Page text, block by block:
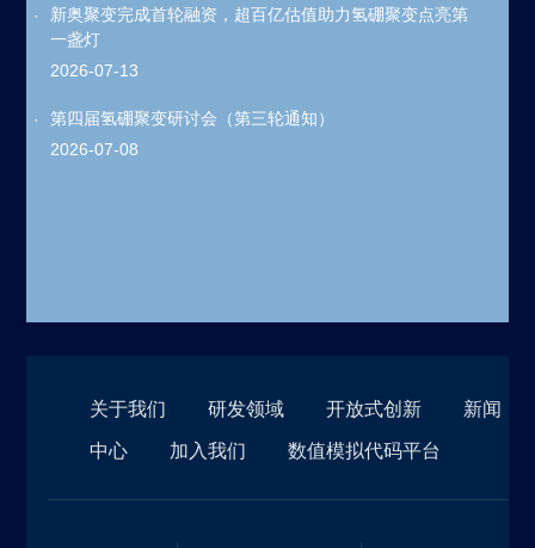
新奥聚变完成首轮融资，超百亿估值助力氢硼聚变点亮第
一盏灯
2026-07-13
第四届氢硼聚变研讨会（第三轮通知）
2026-07-08
关于我们 研发领域 开放式创新 新闻
中心 加入我们 数值模拟代码平台